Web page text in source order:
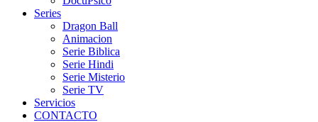
Series
Dragon Ball
Animacion
Serie Biblica
Serie Hindi
Serie Misterio
Serie TV
Servicios
CONTACTO